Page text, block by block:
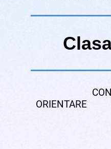
ORIENTARE